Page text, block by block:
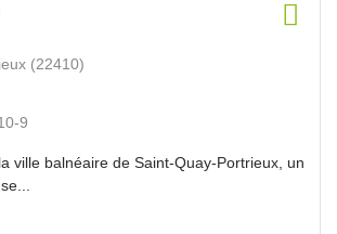
(22410)
9
ville balnéaire de Saint-Quay-Portrieux, un